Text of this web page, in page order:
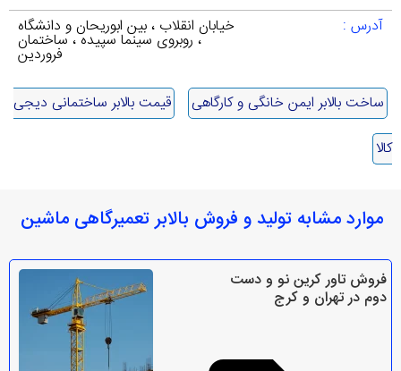
آدرس : خیابان انقلاب ، بین ابوریحان و دانشگاه
، روبروی سینما سپیده ، ساختمان
فروردین
ساخت بالابر ایمن خانگی و کارگاهی
قیمت بالابر ساختمانی دیجی
کالا
موارد مشابه تولید و فروش بالابر تعمیرگاهی ماشین
فروش تاور کرین نو و دست
دوم در تهران و کرج